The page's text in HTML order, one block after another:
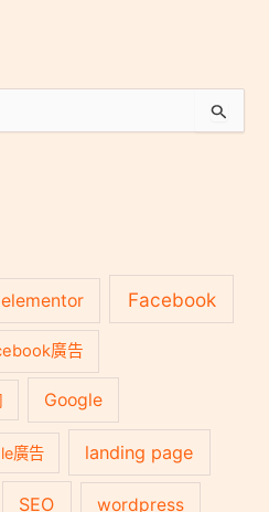
elementor Facebook
廣告
Google
廣告 landing page
SEO wordpress